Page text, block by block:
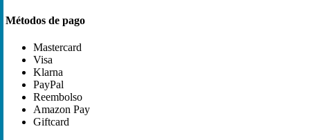
Métodos de pago
Mastercard
Visa
Klarna
PayPal
Reembolso
Amazon Pay
Giftcard